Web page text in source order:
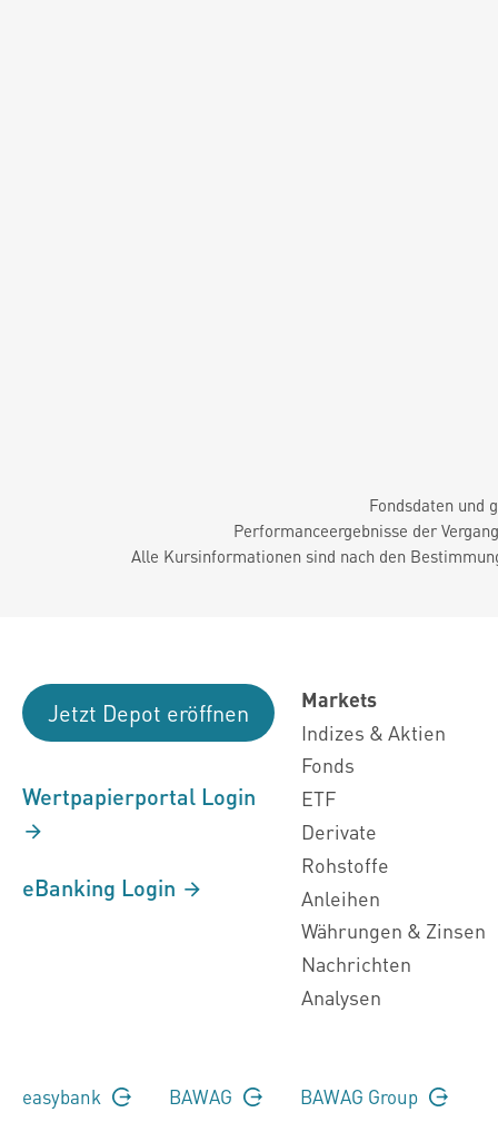
Fondsdaten und
Performanceergebnisse der
Alle Kursinformationen sind nach den
Jetzt Depot eröffnen
Wertpapierportal Login
eBanking Login
Markets
Indizes & Aktien
Fonds
ETF
Derivate
Rohstoffe
Anleihen
Währungen & Zinsen
Nachrichten
Analysen
easybank BAWAG BAWAG Group